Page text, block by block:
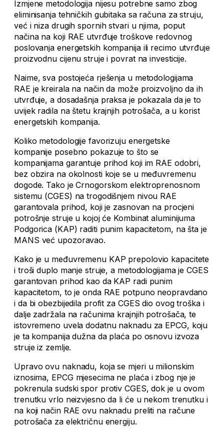
Izmjene metodologija nijesu potrebne samo zbog
eliminisanja tehničkih gubitaka sa računa za struju,
već i niza drugih spornih stvari u njima, poput
načina na koji RAE utvrđuje troškove redovnog
poslovanja energetskih kompanija ili recimo utvrđuje
proizvodnu cijenu struje i povrat na investicije.
Naime, sva postojeća rješenja u metodologijama
RAE je kreirala na način da može proizvoljno da ih
utvrđuje, a dosadašnja praksa je pokazala da je to
uvijek radila na štetu krajnjih potrošača, a u korist
energetskih kompanija.
Koliko metodologije favorizuju energetske
kompanije posebno pokazuje to što se
kompanijama garantuje prihod koji im RAE odobri,
bez obzira na okolnosti koje se u međuvremenu
dogode. Tako je Crnogorskom elektroprenosnom
sistemu (CGES) na trogodišnjem nivou RAE
garantovala prihod, koji je zasnovan na procjeni
potrošnje struje u kojoj će Kombinat aluminijuma
Podgorica (KAP) raditi punim kapacitetom, na šta je
MANS već upozoravao.
Kako je u međuvremenu KAP prepolovio kapacitete
i troši duplo manje struje, a metodologijama je CGES
garantovan prihod kao da KAP radi punim
kapacitetom, to je onda RAE potpuno neopravdano
i da bi obezbijedila profit za CGES dio ovog troška i
dalje zadržala na računima krajnjih potrošača, te
istovremeno uvela dodatnu naknadu za EPCG, koju
je ta kompanija dužna da plaća po osnovu izvoza
struje iz zemlje.
Upravo ovu naknadu, koja se mjeri u milionskim
iznosima, EPCG mjesecima ne plaća i zbog nje je
pokrenula sudski spor protiv CGES, dok je u ovom
trenutku vrlo neizvjesno da li će u nekom trenutku i
na koji način RAE ovu naknadu preliti na račune
potrošača za električnu energiju.